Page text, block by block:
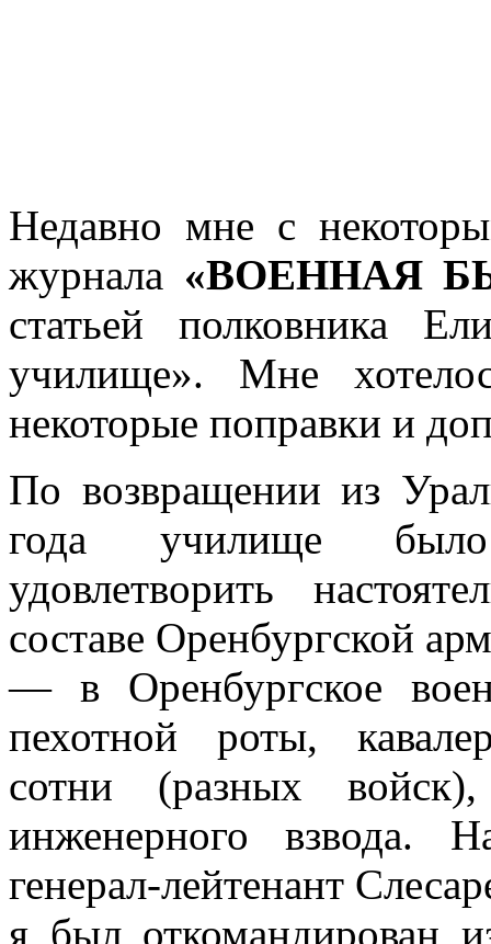
Недавно мне с
журнала «ВОЕННАЯ
статьей полковника
училище». Мне
некоторые поправки и
По возвращении из
года училище
удовлетворить
составе Оренбургской
— в Оренбургское
пехотной роты,
сотни (разных
инженерного взвода.
генерал-лейтенант
я был откомандирован